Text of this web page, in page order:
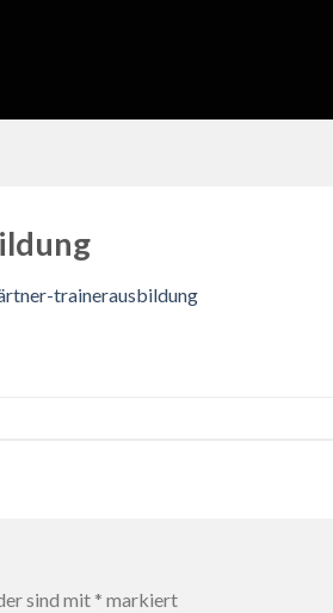
trainerausbildung
sind mit * markiert